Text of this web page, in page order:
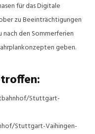
für das Digitale
zu Beeinträchtigungen
nach den Sommerferien
geben.
Stuttgart-
Stuttgart-Vaihingen-